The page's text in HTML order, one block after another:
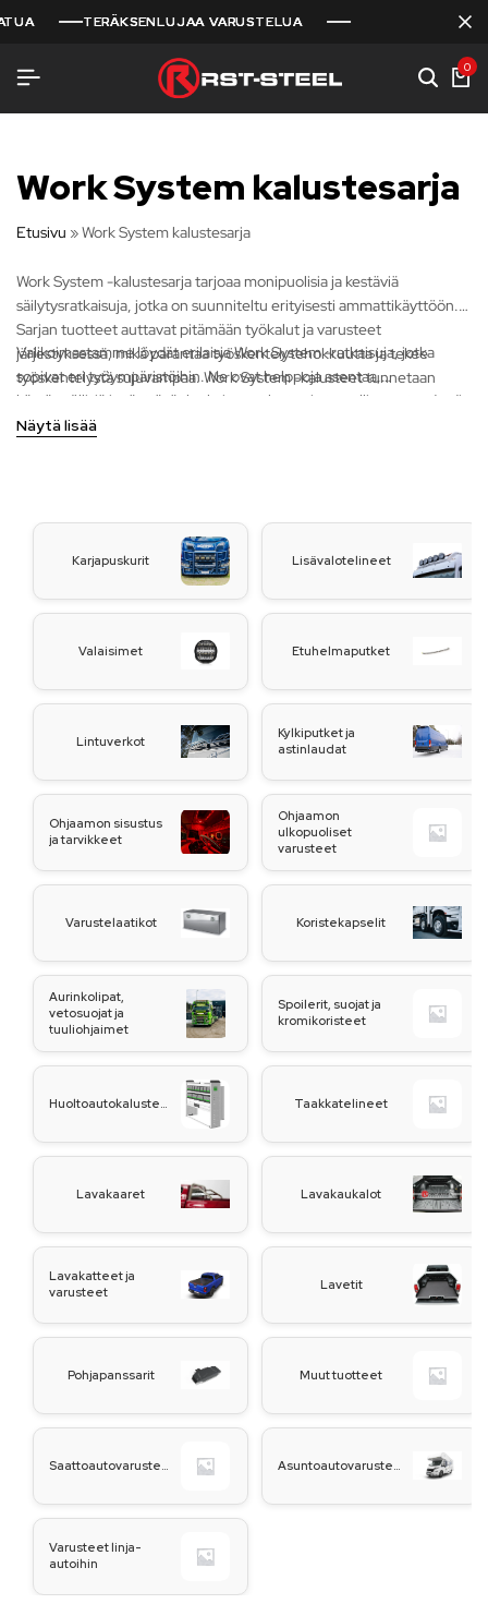
TERÄKSENLUJAA VARUSTELUA
TERÄKSENLUJAA VARUSTELUA
TERÄKSENLUJAA VARUSTELUA
0
Work System kalustesarja
Etusivu »Work System kalustesarja
Work System -kalustesarja tarjoaa monipuolisia ja kestäviä
säilytysratkaisuja, jotka on suunniteltu erityisesti ammattikäyttöön.
Sarjan tuotteet auttavat pitämään työkalut ja varusteet
järjestyksessä, mikä parantaa työskentelytehokkuutta ja tekee
työskentelystä sujuvampaa. Work System -kalusteet tunnetaan
erinomaisesta laadustaan ja kestävyydestään, ja ne on suunniteltu
kestämään vaativissakin olosuhteissa.
Valikoimastamme löydät erilaisia Work System -ratkaisuja, jotka
sopivat eri työympäristöihin. Ne ovat helppoja asentaa,
käytännöllisiä ja täyttävät korkeimmat laatu- ja turvallisuusstandardit.
Näytä lisää
Karjapuskurit Lisävalotelineet
Valaisimet Etuhelmaputket
Lintuverkot
Kylkiputket ja
astinlaudat
Ohjaamon sisustus
ja tarvikkeet
Ohjaamon
ulkopuoliset
varusteet
Varustelaatikot Koristekapselit
Aurinkolipat,
vetosuojat ja
tuuliohjaimet
Spoilerit, suojat ja
kromikoristeet
Taakkatelineet
Lavakaaret Lavakaukalot
Lavakatteet ja
varusteet
Lavetit
Pohjapanssarit Muut tuotteet
Varusteet linja-
autoihin